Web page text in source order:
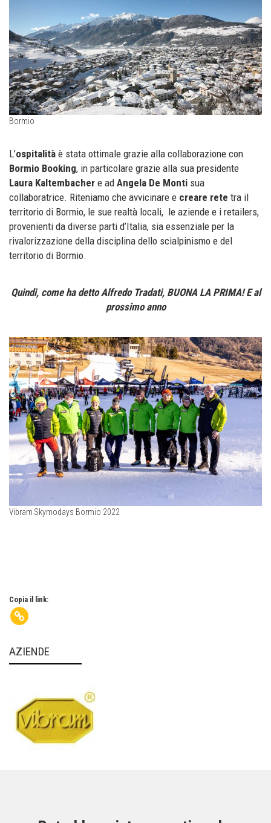
Bormio
L’ospitalità è stata ottimale grazie alla collaborazione con
Bormio Booking, in particolare grazie alla sua presidente
Laura Kaltembacher e ad Angela De Monti sua
collaboratrice. Riteniamo che avvicinare e creare rete tra il
territorio di Bormio, le sue realtà locali, le aziende e i retailers,
provenienti da diverse parti d’Italia, sia essenziale per la
rivalorizzazione della disciplina dello scialpinismo e del
territorio di Bormio.
Quindi, come ha detto Alfredo Tradati, BUONA LA PRIMA! E al
prossimo anno
Vibram Skymodays Bormio 2022
Copia il link:
AZIENDE